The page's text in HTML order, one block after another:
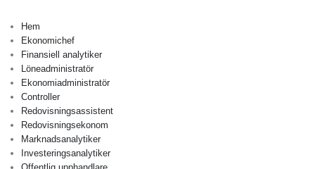
Hem
Ekonomichef
Finansiell analytiker
Löneadministratör
Ekonomiadministratör
Controller
Redovisningsassistent
Redovisningsekonom
Marknadsanalytiker
Investeringsanalytiker